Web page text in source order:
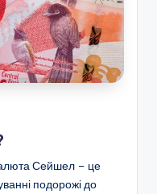
Сейшел – це
подорожі до